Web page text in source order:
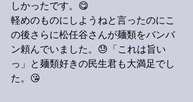
しかったです。😋
軽めのものにしようねと言ったのにこ
の後さらに松任谷さんが麺類をバンバ
ン頼んでいました。😓「これは旨い
っ」と麺類好きの民生君も大満足でし
た。😘